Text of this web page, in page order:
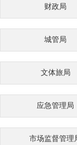
财政局
城管局
文体旅局
应急管理局
市场监督管理